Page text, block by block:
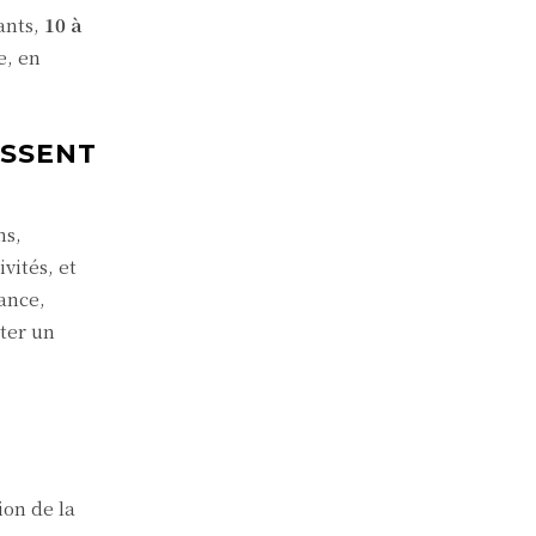
10 à
en
et
un
de la